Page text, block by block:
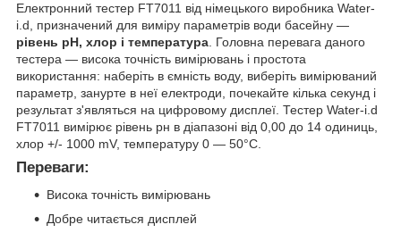
Електронний тестер FT7011 від німецького виробника Water-
i.d, призначений для виміру параметрів води басейну —
рівень pH, хлор і температура . Головна перевага даного
тестера — висока точність вимірювань і простота
використання: наберіть в ємність воду, виберіть вимірюваний
параметр, занурте в неї електроди, почекайте кілька секунд і
результат з'являться на цифровому дисплеї. Тестер Water-i.d
FT7011 вимірює рівень рн в діапазоні від 0,00 до 14 одиниць,
хлор +/- 1000 mV, температуру 0 — 50°C.
Переваги:
Висока точність вимірювань
Добре читається дисплей